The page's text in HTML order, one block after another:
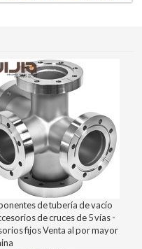
de tubería de vacío
de cruces de 5 vías -
fijos Venta al por mayor